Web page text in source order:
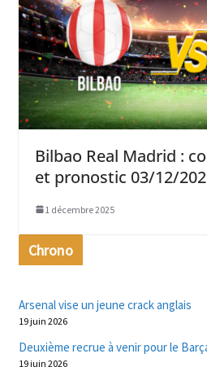
Bilbao Real Madrid :
et pronostic 03/12/
1 décembre 2025
Chrono
Arsenal vise un jeune crack anglais
19 juin 2026
Deuxième recrue à venir pour le
19 juin 2026